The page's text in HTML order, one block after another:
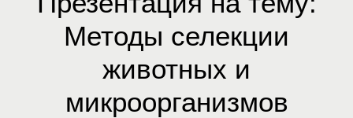
Методы селекции
животных и
микроорганизмов